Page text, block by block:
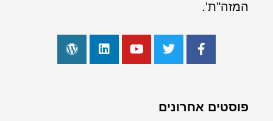
המזה"ת'.
פוסטים אחרונים